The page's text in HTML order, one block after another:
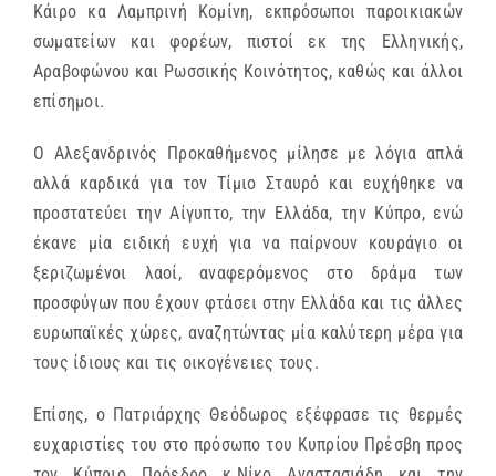
Κάιρο κα Λαμπρινή Κομίνη, εκπρόσωποι παροικιακών
σωματείων και φορέων, πιστοί εκ της Ελληνικής,
Αραβοφώνου και Ρωσσικής Κοινότητος, καθώς και άλλοι
επίσημοι.
Ο Αλεξανδρινός Προκαθήμενος μίλησε με λόγια απλά
αλλά καρδικά για τον Τίμιο Σταυρό και ευχήθηκε να
προστατεύει την Αίγυπτο, την Ελλάδα, την Κύπρο, ενώ
έκανε μία ειδική ευχή για να παίρνουν κουράγιο οι
ξεριζωμένοι λαοί, αναφερόμενος στο δράμα των
προσφύγων που έχουν φτάσει στην Ελλάδα και τις άλλες
ευρωπαϊκές χώρες, αναζητώντας μία καλύτερη μέρα για
τους ίδιους και τις οικογένειες τους.
Επίσης, ο Πατριάρχης Θεόδωρος εξέφρασε τις θερμές
ευχαριστίες του στο πρόσωπο του Κυπρίου Πρέσβη προς